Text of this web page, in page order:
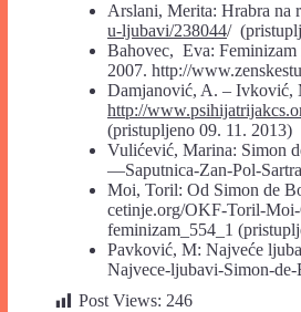
Arslani, Merita: Hrabra na
u-ljubavi/238044/
Bahovec, Eva: Feminizam
2007. http://
Damjanović, A. – Ivković,
http://
(pristupljeno 09. 11. 2013)
Vulićević, Marina: Simon
—Saputnica-Zan-Pol-
Moi, Toril: Od Simon de
cetinje.org/OKF-Toril-
feminizam_554_1
Pavković, M: Najveće
Najvece-ljubavi-Simon-
Post Views: 246